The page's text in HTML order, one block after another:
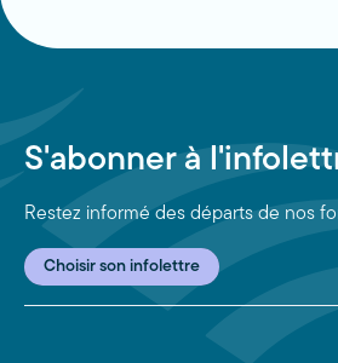
S'abonner à
Restez informé des départs de nos
Choisir son infolettre